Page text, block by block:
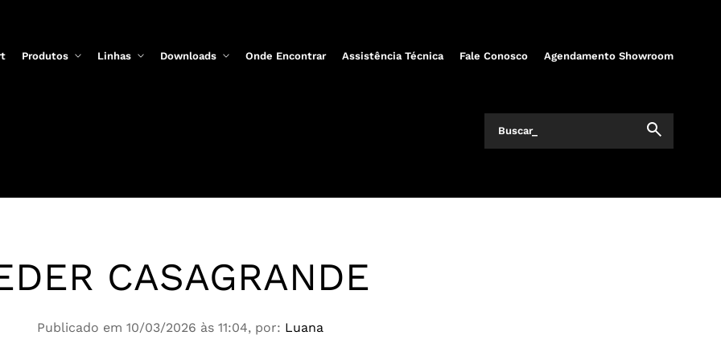
Produtos Linhas Downloads Onde Encontrar Assistência Técnica Fale Conosco Agendamento Showroom
CASAGRANDE
Publicado em 10/03/2026 às 11:04, por: Luana